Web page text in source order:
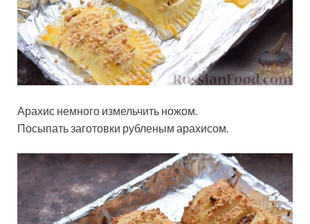
Арахис немного измельчить ножом.
Посыпать заготовки рубленым арахисом.